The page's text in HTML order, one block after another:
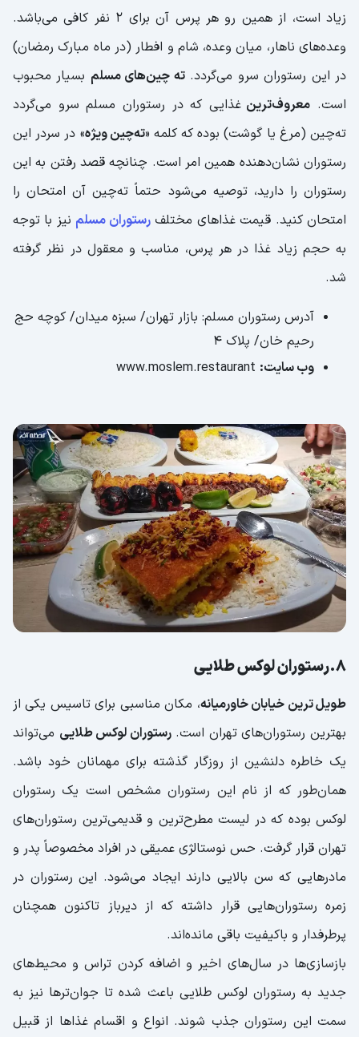
زیاد است، از همین رو هر پرس آن برای 2 نفر کافی می‌باشد.
وعده‌های ناهار، میان وعده، شام و افطار (در ماه مبارک رمضان)
در این رستوران سرو می‌گردد.ته چین‌های مسلم بسیار محبوب
است. معروف‌ترین غذایی که در رستوران مسلم سرو می‌گردد
ته‌چین (مرغ یا گوشت) بوده که کلمه‌ «ته‌چین ویژه» در سردر این
رستوران نشان‌دهنده همین امر است. چنانچه قصد رفتن به این
رستوران را دارید، توصیه می‌شود حتماً ته‌چین آن امتحان را
امتحان کنید. قیمت غذاهای مختلفرستوران مسلم نیز با توجه
به حجم زیاد غذا در هر پرس، مناسب و معقول در نظر گرفته
شد.
آدرس رستوران مسلم: بازار تهران/ سبزه میدان/ کوچه حج
رحیم خان/ پلاک 4
وب سایت:
8.رستوران لوکس طلایی
طویل ترین خیابان خاورمیانه، مکان مناسبی برای تاسیس یکی از
بهترین رستوران‌های تهران است.رستوران لوکس طلایی می‌تواند
یک خاطره دلنشین از روزگار گذشته برای مهمانان خود باشد.
همان‌طور که از نام این رستوران‌ مشخص است یک رستوران
لوکس بوده که در لیست مطرح‌ترین و قدیمی‌‌ترین رستوران‌های
تهران قرار گرفت. حس نوستالژی عمیقی در افراد مخصوصاً پدر و
مادرهایی که سن بالایی دارند ایجاد می‌شود. این رستوران در
زمره رستوران‌هایی قرار داشته که از دیرباز تاکنون همچنان
پرطرفدار و باکیفیت باقی مانده‌اند.
بازسازی‌ها در سال‌های اخیر و اضافه کردن تراس و محیط‌های
جدید به رستوران لوکس طلایی باعث شده تا جوان‌ترها نیز به
سمت این رستوران جذب شوند. انواع و اقسام غذاها از قبیل